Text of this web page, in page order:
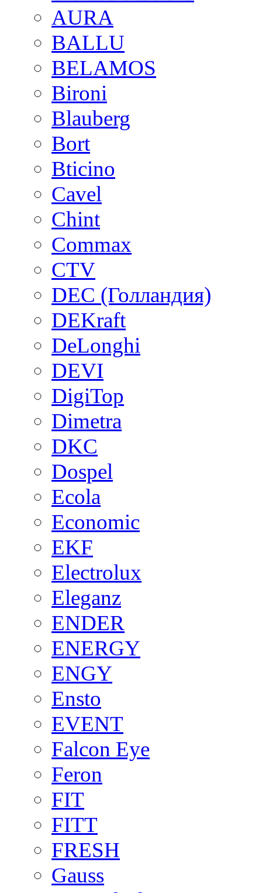
AURA
BALLU
BELAMOS
Bironi
Blauberg
Bort
Bticino
Cavel
Chint
Commax
CTV
DEC (Голландия)
DEKraft
DeLonghi
DEVI
DigiTop
Dimetra
DKC
Dospel
Ecola
Economic
EKF
Electrolux
Eleganz
ENDER
ENERGY
ENGY
Ensto
EVENT
Falcon Eye
Feron
FIT
FITT
FRESH
Gauss